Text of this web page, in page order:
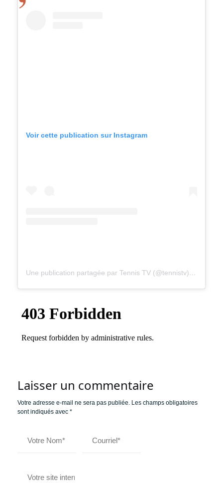
Voir cette publication sur Instagram
Une publication partagée par Tennis TV (@tennistv)
le
Laisser un commentaire
Votre adresse e-mail ne sera pas publiée. Les champs obligatoires
sont indiqués avec *